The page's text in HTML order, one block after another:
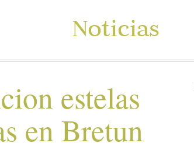
Noticias
estelas
en Bretun